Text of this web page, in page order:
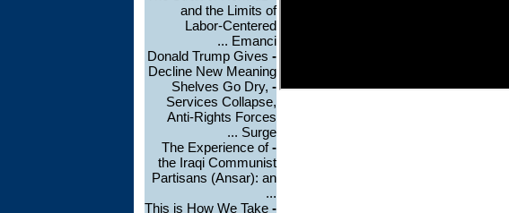
and the Limits of
Labor-Centered
Emanci ...
-
Donald Trump Gives
Decline New Meaning
-
Shelves Go Dry,
Services Collapse,
Anti-Rights Forces
Surge ...
-
The Experience of
the Iraqi Communist
Partisans (Ansar): an
...
-
This is How We Take